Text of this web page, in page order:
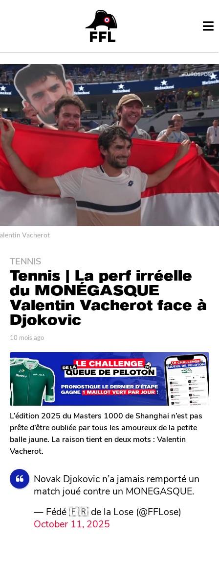
Vacherot
1
0
m
o
o
1
0
m
o
i
s
a
g
TENNIS
Tennis | La perf irréelle
du MONÉGASQUE
Valentin Vacherot face à
Djokovic
p
r
T
o
m
G
a
l
r
o
n
10 mois ago
o
i
s
a
g
o
L’édition 2025 du Masters 1000 de Shanghai n’est pas
prête d’être oubliée par tous les amoureux de la petite
balle jaune. La raison tient en deux mots : Valentin
Vacherot.
Novak Djokovic n’a jamais remporté un
match joué contre un MONEGASQUE.
— Fédé 🇫🇷 de la Lose (@FFLose)
October 11, 2025